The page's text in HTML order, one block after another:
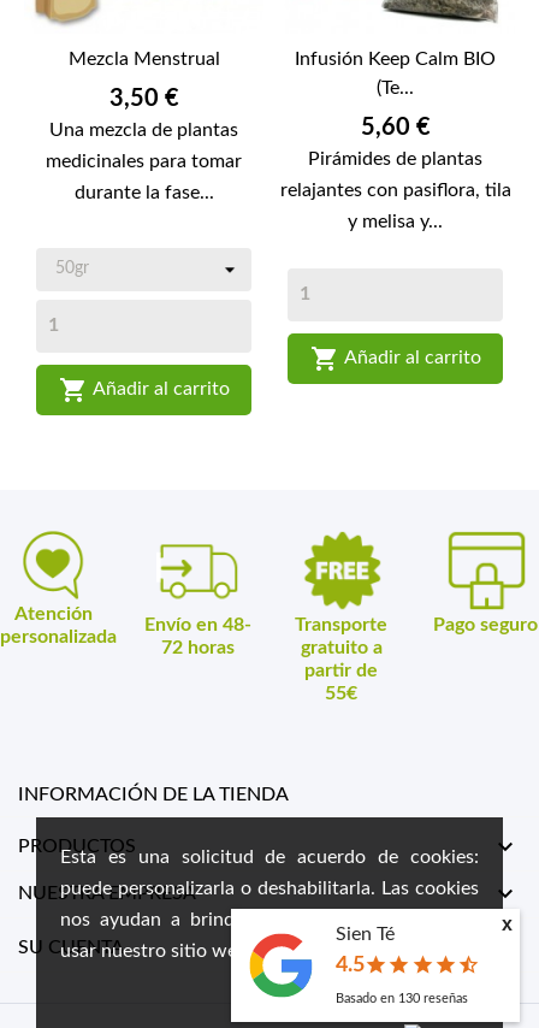
Mezcla Menstrual
Precio
3,50 €
Una mezcla de plantas
medicinales para tomar
durante la fase...
 Añadir al carrito
Infusión Keep Calm BIO
(Te...
Precio
5,60 €
Pirámides de plantas
relajantes con pasiflora, tila
y melisa y...
 Añadir al carrito
Atención
personalizada
Envío en 48-
72 horas
Transporte
gratuito a
partir de
55€
Pago seguro
Esta es una solicitud de acuerdo de cookies:
puede personalizarla o deshabilitarla. Las cookies
nos ayudan a brindarle la mejor experiencia al
usar nuestro sitio web.
PRIVACY POLICY ACCEPT done
INFORMACIÓN DE LA TIENDA
PRODUCTOS 
NUESTRA EMPRESA 
SU CUENTA
Sien Té
4.5star star star star star_half
Basado en 130reseñas
x